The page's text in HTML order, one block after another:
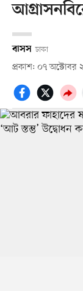
বাসস ঢাকা
প্রকাশ: ০৭